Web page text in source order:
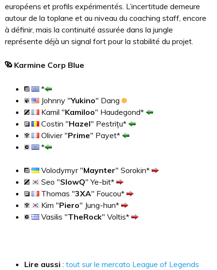
européens et profils expérimentés. L’incertitude demeure
autour de la toplane et au niveau du coaching staff, encore
à définir, mais la continuité assurée dans la jungle
représente déjà un signal fort pour la stabilité du projet.
Karmine Corp Blue
*
Johnny "Yukino" Dang
Kamil "Kamiloo" Haudegond*
Costin "Hazel" Pestrițu*
Olivier "Prime" Payet*
*
Volodymyr "Maynter" Sorokin*
Seo "SlowQ" Ye-bit*
Thomas "3XA" Foucou*
Kim "Piero" Jung-hun*
Vasilis "TheRock" Voltis*
Lire aussi : tout sur le mercato League of Legends